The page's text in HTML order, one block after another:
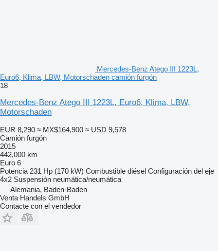
Mercedes-Benz Atego III 1223L,
Euro6, Klima, LBW, Motorschaden camión furgón
18
Mercedes-Benz Atego III 1223L, Euro6, Klima, LBW,
Motorschaden
EUR 8,290 ≈ MX$164,900 ≈ USD 9,578
Camión furgón
2015
442,000 km
Euro 6
Potencia 231 Hp (170 kW) Combustible diésel Configuración del eje
4x2 Suspensión neumática/neumática
Alemania, Baden-Baden
Venta Handels GmbH
Contacte con el vendedor